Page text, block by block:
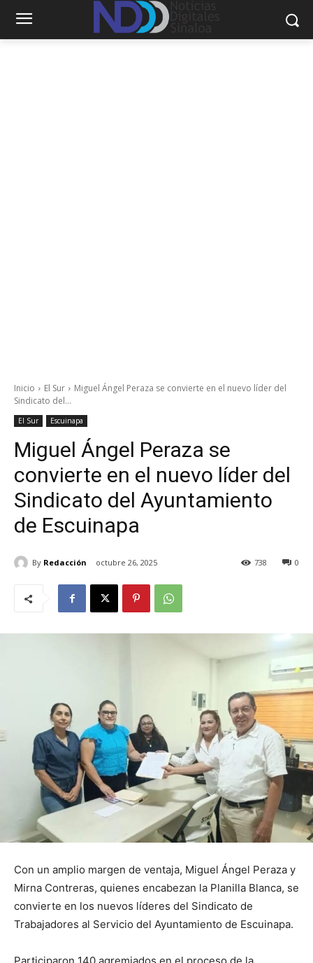
Inicio El Sur
Miguel Ángel Peraza se convierte en el nuevo líder del
Sindicato del...
El Sur Escuinapa
Miguel Ángel Peraza se
convierte en el nuevo líder del
Sindicato del Ayuntamiento
de Escuinapa
By Redacción octubre 26, 2025 0
738
Con un amplio margen de ventaja, Miguel Ángel Peraza y
Mirna Contreras, quienes encabezan la Planilla Blanca, se
convierte en los nuevos líderes del Sindicato de
Trabajadores al Servicio del Ayuntamiento de Escuinapa.